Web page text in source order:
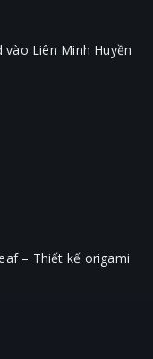
Liên Minh Huyền
– Thiết kế origami